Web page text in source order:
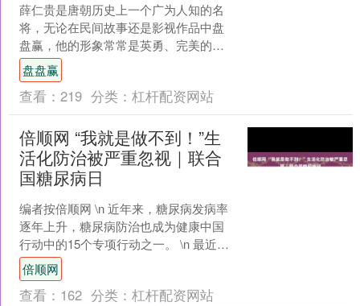
薛仁贵是唐朝历史上一个广为人知的名
将，无论在民间故事还是影视作品中盘
盘赢，他的形象常常是英勇、完美的象
征。他的一生充满了辉煌战功，但也有
一段让人不寒而栗的历史，....
盘盘赢
查看： 219 分类： 杠杆配资网站
倍顺网 “我就是做不到！”生
活化防治被严重忽视｜联合
国糖尿病日
编者按倍顺网 \n 近年来，糖尿病发病率
逐年上升，糖尿病防治也成为健康中国
行动中的15个专项行动之一。 \n 最近，
重庆市发布了2024年度居民健康状况报
告，显....
倍顺网
查看： 162 分类： 杠杆配资网站